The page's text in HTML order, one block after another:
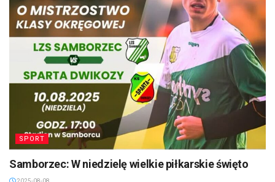
SPORT
Samborzec: W niedzielę wielkie piłkarskie święto